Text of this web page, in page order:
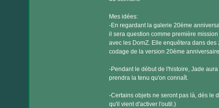
Mes idées:
-En regardant la galerie 20ème
il sera question comme première
avec les DomZ. Elle enquêtera dans
codage de la version 20ème
-Pendant le début de l'histoire, Jade
prendra la tenu qu'on connaît.
-Certains objets ne seront pas là, dès le
qu'il vient d'activer l'outil.)